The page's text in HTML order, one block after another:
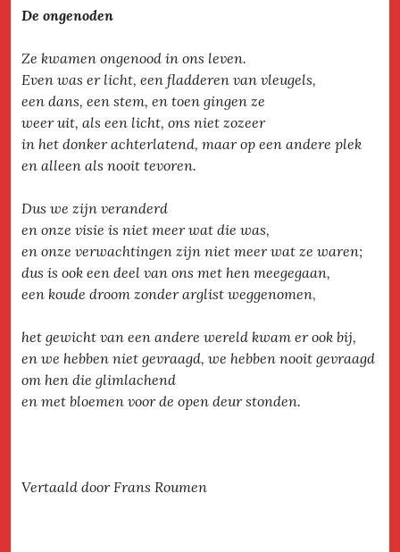
De ongenoden
Ze kwamen ongenood in ons leven.
Even was er licht, een fladderen van vleugels,
een dans, een stem, en toen gingen ze
weer uit, als een licht, ons niet zozeer
in het donker achterlatend, maar op een andere plek
en alleen als nooit tevoren.
Dus we zijn veranderd
en onze visie is niet meer wat die was,
en onze verwachtingen zijn niet meer wat ze waren;
dus is ook een deel van ons met hen meegegaan,
een koude droom zonder arglist weggenomen,
het gewicht van een andere wereld kwam er ook bij,
en we hebben niet gevraagd, we hebben nooit gevraagd
om hen die glimlachend
en met bloemen voor de open deur stonden.
Vertaald door Frans Roumen